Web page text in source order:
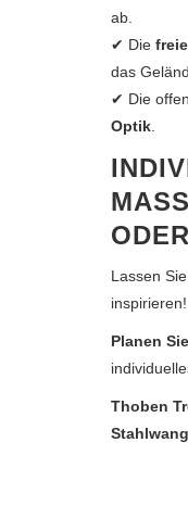
ab.
✔ Die
das
✔ Die
Optik
DER
Lassen
Planen
Thoben